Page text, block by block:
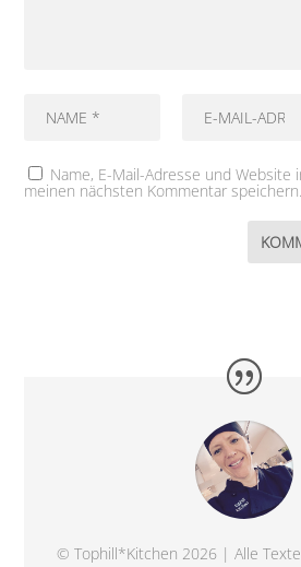
Name, E-Mail-Adresse und Website
meinen nächsten Kommentar speichern.
© Tophill*Kitchen 2026 | Alle